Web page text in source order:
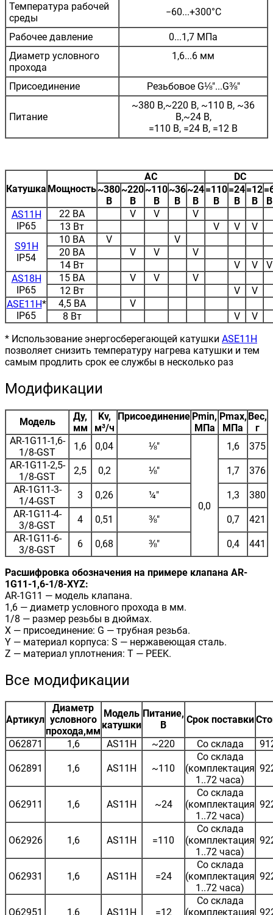
Температура рабочей
среды
−60...+300°С
Рабочее давление
0...1,7 МПа
Диаметр условного
прохода
1,6...6 мм
Присоединение Резьбовое G⅛"...G⅜"
Питание
~380 В,~220 В, ~110 В, ~36
В,~24 В,
=110 В, =24 В, =12 В
Катушка Мощность
AC
DC
~380
В
~220
В
~110
В
~36
В
~24
В
=110
В
=24
В
=12
В
В
AS11H
IP65
22 ВА V V
V
13 Вт
V V
V
S91H
IP54
10 ВА V
V
20 ВА
V V
V
14 Вт
V V
V
AS18H
IP65
15 ВА V V
V
12 Вт
V
V
ASE11H*
IP65
4,5 ВА
V
8 Вт
V
V
* Использование энергосберегающей катушки ASE11H
позволяет снизить температуру нагрева катушки и тем
самым продлить срок ее службы в несколько раз
Модификации
Модель
Ду,
мм
Kv,
м³/ч
Присоединение Pmin,
МПа
Pmax,
МПа
Вес,
г
AR-1G11-1,6-
1/8-GST
1,6 0,04 ⅛"
0,0
1,6
375
AR-1G11-2,5-
1/8-GST
2,5 0,2 ⅛" 1,7
376
AR-1G11-3-
1/4-GST
3 0,26 ¼" 1,3
380
AR-1G11-4-
3/8-GST
4 0,51 ⅜" 0,7
421
AR-1G11-6-
3/8-GST
6 0,68 ⅜" 0,4 441
Расшифровка обозначения на примере клапана AR-
1G11-1,6-1/8-XYZ:
AR-1G11 — модель клапана.
1,6 — диаметр условного прохода в мм.
1/8 — размер резьбы в дюймах.
X — присоединение: G — трубная резьба.
Y — материал корпуса: S — нержавеющая сталь.
Z — материал уплотнения: T — PEEK.
Все модификации
Артикул
Диаметр
условного
прохода,мм
Модель
катушки
Питание,
В
Срок поставки
O62871 1,6 AS11H ~220 Со склада
O62891 1,6 AS11H ~110
Со склада
(комплектация
1..72 часа)
O62911 1,6 AS11H ~24
Со склада
(комплектация
1..72 часа)
O62926 1,6 AS11H =110
Со склада
(комплектация
1..72 часа)
O62931 1,6 AS11H =24
Со склада
(комплектация
1..72 часа)
O62951 1,6 AS11H =12
Со склада
(комплектация